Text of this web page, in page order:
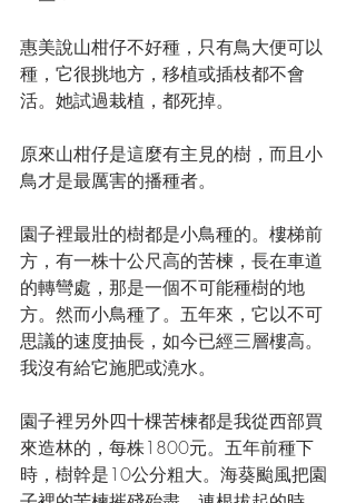
惠美說山柑仔不好種，只有鳥大便可以
種，它很挑地方，移植或插枝都不會
活。她試過栽植，都死掉。
原來山柑仔是這麼有主見的樹，而且小
鳥才是最厲害的播種者。
園子裡最壯的樹都是小鳥種的。樓梯前
方，有一株十公尺高的苦楝，長在車道
的轉彎處，那是一個不可能種樹的地
方。然而小鳥種了。五年來，它以不可
思議的速度抽長，如今已經三層樓高。
我沒有給它施肥或澆水。
園子裡另外四十棵苦楝都是我從西部買
來造林的，每株1800元。五年前種下
時，樹幹是10公分粗大。海葵颱風把園